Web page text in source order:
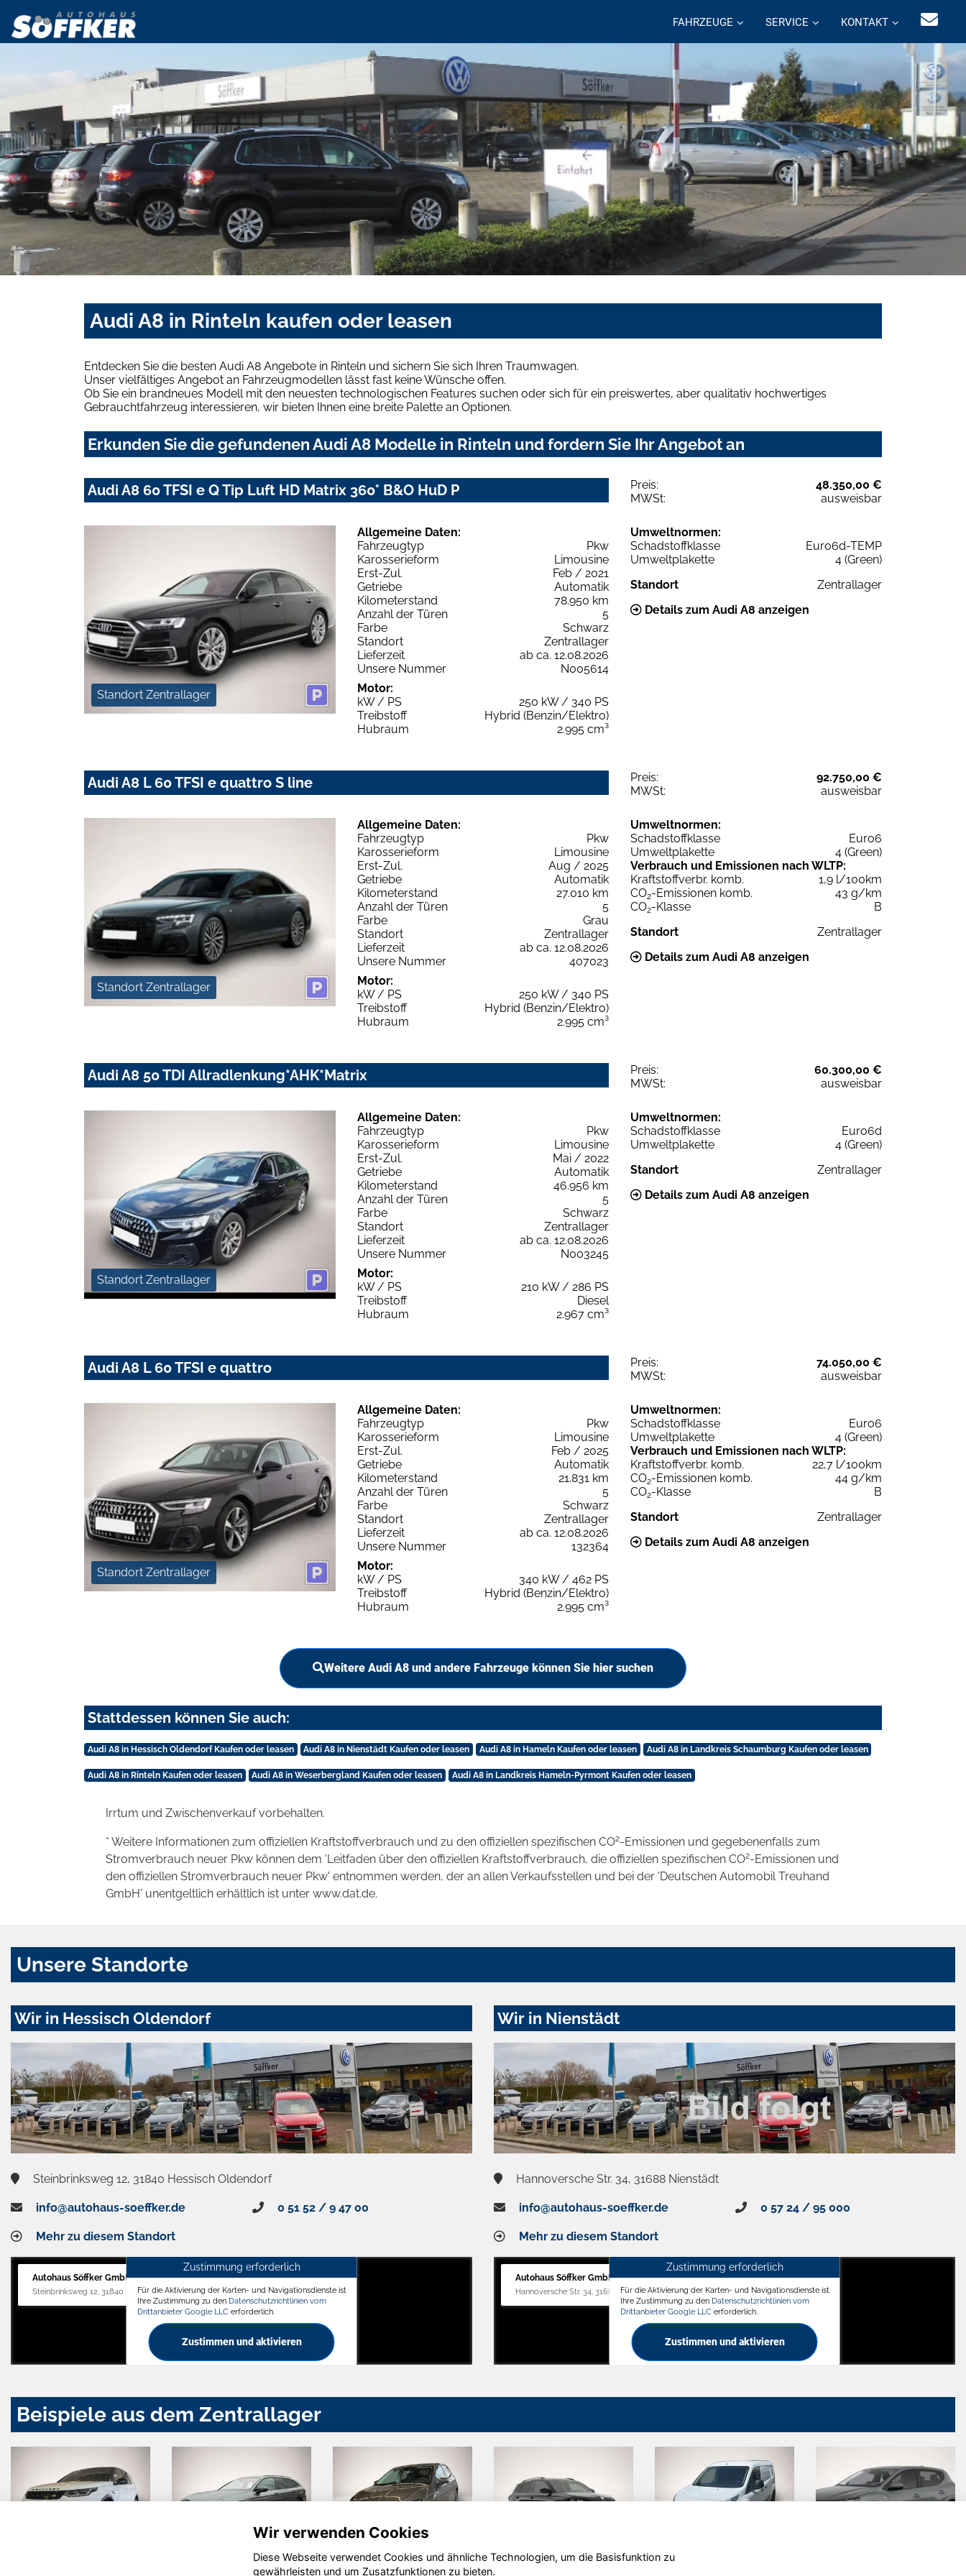
FAHRZEUGE SERVICE KONTAKT
Audi A8 in Rinteln kaufen oder leasen
Entdecken Sie die besten Audi A8 Angebote in Rinteln und sichern Sie sich Ihren Traumwagen.
Unser vielfältiges Angebot an Fahrzeugmodellen lässt fast keine Wünsche offen.
Ob Sie ein brandneues Modell mit den neuesten technologischen Features suchen oder sich für ein preiswertes, aber qualitativ hochwertiges
Gebrauchtfahrzeug interessieren, wir bieten Ihnen eine breite Palette an Optionen.
Erkunden Sie die gefundenen Audi A8 Modelle in Rinteln und fordern Sie Ihr Angebot an
Audi A8 60 TFSI e Q Tip Luft HD Matrix 360° B&O HuD P Preis:
48.350,00 €
MWSt:
ausweisbar
Standort Zentrallager
Allgemeine Daten:
Fahrzeugtyp
Pkw
Karosserieform
Limousine
Erst-Zul.
Feb / 2021
Getriebe
Automatik
Kilometerstand
78.950 km
Anzahl der Türen
5
Farbe
Schwarz
Standort
Zentrallager
Lieferzeit
ab ca. 12.08.2026
Unsere Nummer
N005614
Motor:
kW / PS
250 kW / 340 PS
Treibstoff
Hybrid (Benzin/Elektro)
Hubraum
2.995 cm³
Umweltnormen:
Schadstoffklasse
Euro6d-TEMP
Umweltplakette
4 (Green)
Standort
Zentrallager
Details zum Audi A8 anzeigen
Audi A8 L 60 TFSI e quattro S line Preis:
92.750,00 €
MWSt:
ausweisbar
Standort Zentrallager
Allgemeine Daten:
Fahrzeugtyp
Pkw
Karosserieform
Limousine
Erst-Zul.
Aug / 2025
Getriebe
Automatik
Kilometerstand
27.010 km
Anzahl der Türen
5
Farbe
Grau
Standort
Zentrallager
Lieferzeit
ab ca. 12.08.2026
Unsere Nummer
407023
Motor:
kW / PS
250 kW / 340 PS
Treibstoff
Hybrid (Benzin/Elektro)
Hubraum
2.995 cm³
Umweltnormen:
Schadstoffklasse
Euro6
Umweltplakette
4 (Green)
Verbrauch und Emissionen nach WLTP:
Kraftstoffverbr. komb.
1,9 l/100km
CO2-Emissionen komb.
43 g/km
CO2-Klasse
B
Standort
Zentrallager
Details zum Audi A8 anzeigen
Audi A8 50 TDI Allradlenkung*AHK*Matrix Preis:
60.300,00 €
MWSt:
ausweisbar
Standort Zentrallager
Allgemeine Daten:
Fahrzeugtyp
Pkw
Karosserieform
Limousine
Erst-Zul.
Mai / 2022
Getriebe
Automatik
Kilometerstand
46.956 km
Anzahl der Türen
5
Farbe
Schwarz
Standort
Zentrallager
Lieferzeit
ab ca. 12.08.2026
Unsere Nummer
N003245
Motor:
kW / PS
210 kW / 286 PS
Treibstoff
Diesel
Hubraum
2.967 cm³
Umweltnormen:
Schadstoffklasse
Euro6d
Umweltplakette
4 (Green)
Standort
Zentrallager
Details zum Audi A8 anzeigen
Audi A8 L 60 TFSI e quattro Preis:
74.050,00 €
MWSt:
ausweisbar
Standort Zentrallager
Allgemeine Daten:
Fahrzeugtyp
Pkw
Karosserieform
Limousine
Erst-Zul.
Feb / 2025
Getriebe
Automatik
Kilometerstand
21.831 km
Anzahl der Türen
5
Farbe
Schwarz
Standort
Zentrallager
Lieferzeit
ab ca. 12.08.2026
Unsere Nummer
132364
Motor:
kW / PS
340 kW / 462 PS
Treibstoff
Hybrid (Benzin/Elektro)
Hubraum
2.995 cm³
Umweltnormen:
Schadstoffklasse
Euro6
Umweltplakette
4 (Green)
Verbrauch und Emissionen nach WLTP:
Kraftstoffverbr. komb.
22,7 l/100km
CO2-Emissionen komb.
44 g/km
CO2-Klasse
B
Standort
Zentrallager
Details zum Audi A8 anzeigen
Weitere Audi A8 und andere Fahrzeuge können Sie hier suchen
Stattdessen können Sie auch:
Audi A8 in Hessisch Oldendorf Kaufen oder leasen Audi A8 in Nienstädt Kaufen oder leasen Audi A8 in Hameln Kaufen oder leasen Audi A8 in Landkreis Schaumburg Kaufen oder leasen
Audi A8 in Rinteln Kaufen oder leasen Audi A8 in Weserbergland Kaufen oder leasen Audi A8 in Landkreis Hameln-Pyrmont Kaufen oder leasen
Irrtum und Zwischenverkauf vorbehalten.
* Weitere Informationen zum offiziellen Kraftstoffverbrauch und zu den offiziellen spezifischen CO2-Emissionen und gegebenenfalls zum
Stromverbrauch neuer Pkw können dem 'Leitfaden über den offiziellen Kraftstoffverbrauch, die offiziellen spezifischen CO2-Emissionen und
den offiziellen Stromverbrauch neuer Pkw' entnommen werden, der an allen Verkaufsstellen und bei der 'Deutschen Automobil Treuhand
GmbH' unentgeltlich erhältlich ist unter www.dat.de.
Unsere Standorte
Wir in Hessisch Oldendorf
Steinbrinksweg 12, 31840 Hessisch Oldendorf
info@autohaus-soeffker.de 0 51 52 / 9 47 00
Mehr zu diesem Standort
Autohaus Söffker GmbH
Steinbrinksweg 12, 31840 Hessisch Oldendorf
Zustimmung erforderlich
Für die Aktivierung der Karten- und Navigationsdienste ist
Ihre Zustimmung zu den Datenschutzrichtlinien vom
Drittanbieter Google LLC erforderlich.
Zustimmen und aktivieren
Wir in Nienstädt
Hannoversche Str. 34, 31688 Nienstädt
info@autohaus-soeffker.de 0 57 24 / 95 000
Mehr zu diesem Standort
Autohaus Söffker GmbH
Hannoversche Str. 34, 31688 Nienstädt
Zustimmung erforderlich
Für die Aktivierung der Karten- und Navigationsdienste ist
Ihre Zustimmung zu den Datenschutzrichtlinien vom
Drittanbieter Google LLC erforderlich.
Zustimmen und aktivieren
Beispiele aus dem Zentrallager
Peugeot 208 Volkswagen Volkswagen
Wir verwenden Cookies
Diese Webseite verwendet Cookies und ähnliche Technologien, um die Basisfunktion zu
gewährleisten und um Zusatzfunktionen zu bieten.